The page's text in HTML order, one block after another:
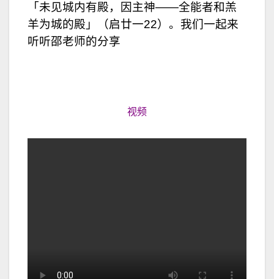
「未见城内有殿，因主神——全能者和羔
羊为城的殿」（启廿一22）。我们一起来
听听邵老师的分享
视频